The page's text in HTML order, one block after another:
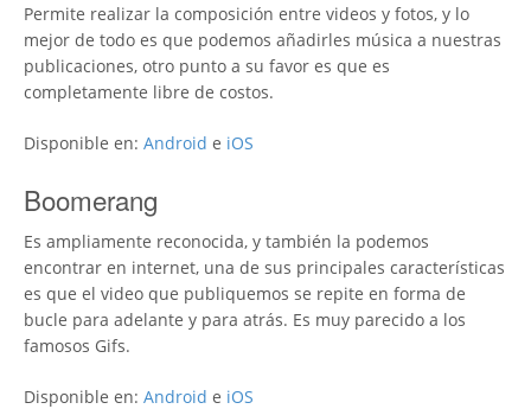
Permite realizar la composición entre videos y fotos, y lo
mejor de todo es que podemos añadirles música a nuestras
publicaciones, otro punto a su favor es que es
completamente libre de costos.
Disponible en: Android e iOS
Boomerang
Es ampliamente reconocida, y también la podemos
encontrar en internet, una de sus principales características
es que el video que publiquemos se repite en forma de
bucle para adelante y para atrás. Es muy parecido a los
famosos Gifs.
Disponible en: Android e iOS